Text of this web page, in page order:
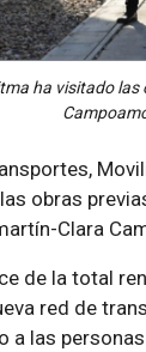
ha visitado las
obras
Clara
de la total
red de
a las